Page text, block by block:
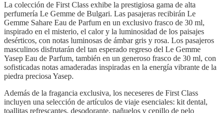
La colección de First Class exhibe la prestigiosa gama de alta
perfumería Le Gemme de Bulgari. Las pasajeras recibirán Le
Gemme Sahare Eau de Parfum en un exclusivo frasco de 30 ml,
inspirado en el misterio, el calor y la luminosidad de los paisajes
desérticos, con notas luminosas de ámbar gris y rosa. Los pasajeros
masculinos disfrutarán del tan esperado regreso del Le Gemme
Yasep Eau de Parfum, también en un generoso frasco de 30 ml, con
sofisticadas notas amaderadas inspiradas en la energía vibrante de la
piedra preciosa Yasep.
Además de la fragancia exclusiva, los neceseres de First Class
incluyen una selección de artículos de viaje esenciales: kit dental,
toallitas refrescantes, desodorante, pañuelos y cepillo de pelo